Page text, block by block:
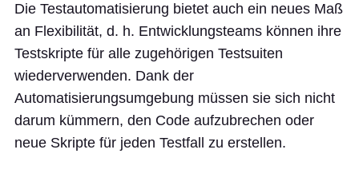
Die Testautomatisierung bietet auch ein neues Maß
an Flexibilität, d. h. Entwicklungsteams können ihre
Testskripte für alle zugehörigen Testsuiten
wiederverwenden. Dank der
Automatisierungsumgebung müssen sie sich nicht
darum kümmern, den Code aufzubrechen oder
neue Skripte für jeden Testfall zu erstellen.